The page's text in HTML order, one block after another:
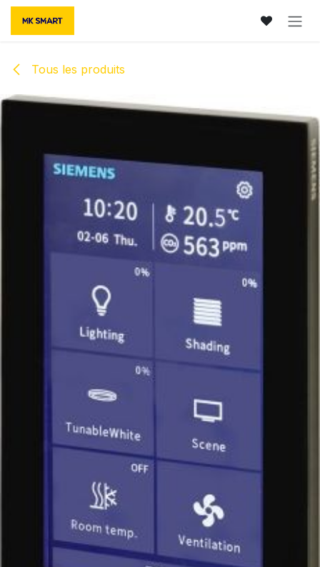
Se rendre au contenu
Tous les produits